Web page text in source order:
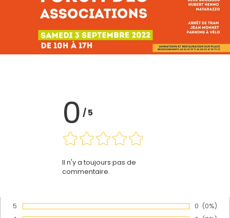
0 /5
Il n'y a toujours pas de
commentaire.
Vote :
5 Nombre
0 (0%)